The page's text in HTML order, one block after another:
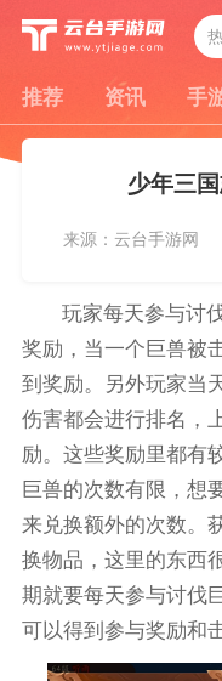
推荐 资讯 手
少年三
来源：云台手游网
玩家每天参与讨
奖励，当一个巨兽被
到奖励。另外玩家当
伤害都会进行排名，
励。这些奖励里都有
巨兽的次数有限，想
来兑换额外的次数。
换物品，这里的东西
期就要每天参与讨伐
可以得到参与奖励和